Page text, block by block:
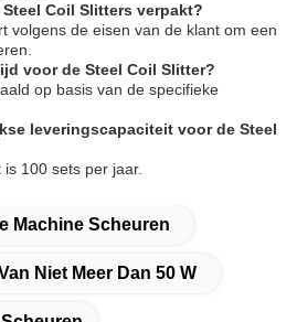
Coil Slitters verpakt?
volgens de eisen van de klant om een
voor de Steel Coil Slitter?
op basis van de specifieke
leveringscapaciteit voor de Steel
100 sets per jaar.
Machine Scheuren
Niet Meer Dan 50 W